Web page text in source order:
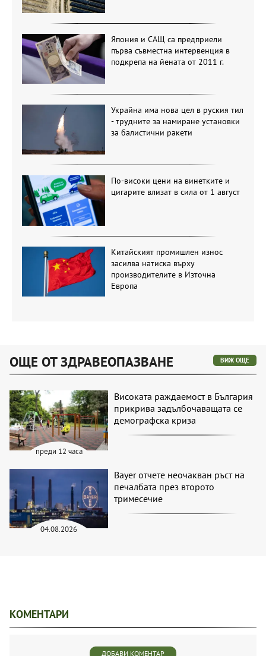
Япония и САЩ са предприели
първа съвместна интервенция в
подкрепа на йената от 2011 г.
Украйна има нова цел в руския тил
- трудните за намиране установки
за балистични ракети
По-високи цени на винетките и
цигарите влизат в сила от 1 август
Китайският промишлен износ
засилва натиска върху
производителите в Източна
Европа
ОЩЕ ОТ ЗДРАВЕОПАЗВАНЕ ВИЖ ОЩЕ
преди 12 часа
Високата раждаемост в България
прикрива задълбочаващата се
демографска криза
04.08.2026
Bayer отчете неочакван ръст на
печалбата през второто
тримесечие
КОМЕНТАРИ
ДОБАВИ КОМЕНТАР